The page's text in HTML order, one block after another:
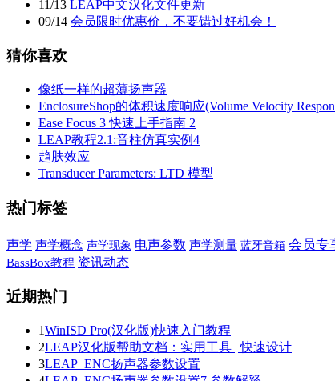
11/13 LEAP中文汉化文件更新
09/14 会员限时优惠价，不要错过好机会！
猜你喜欢
像纸一样的超薄扬声器
EnclosureShop的体积速度响应(Volume Velocity
Ease Focus 3 快速上手指南 2
LEAP教程2.1:音柱仿真实例4
趋肤效应
Transducer Parameters: LTD 模型
热门标签
声学 声学概念 声学现象 电声参数 声学测量 蓝牙音箱 会员专
BassBox教程 资讯动态
近期热门
1WinISD Pro(汉化版)快速入门教程
2LEAP汉化版帮助文档：实用工具 | 快速设计
3LEAP_ENC扬声器参数设置